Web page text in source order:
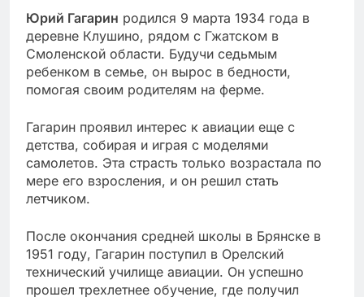
Юрий Гагарин родился 9 марта 1934 года в
деревне Клушино, рядом с Гжатском в
Смоленской области. Будучи седьмым
ребенком в семье, он вырос в бедности,
помогая своим родителям на ферме.
Гагарин проявил интерес к авиации еще с
детства, собирая и играя с моделями
самолетов. Эта страсть только возрастала по
мере его взросления, и он решил стать
летчиком.
После окончания средней школы в Брянске в
1951 году, Гагарин поступил в Орелский
технический училище авиации. Он успешно
прошел трехлетнее обучение, где получил